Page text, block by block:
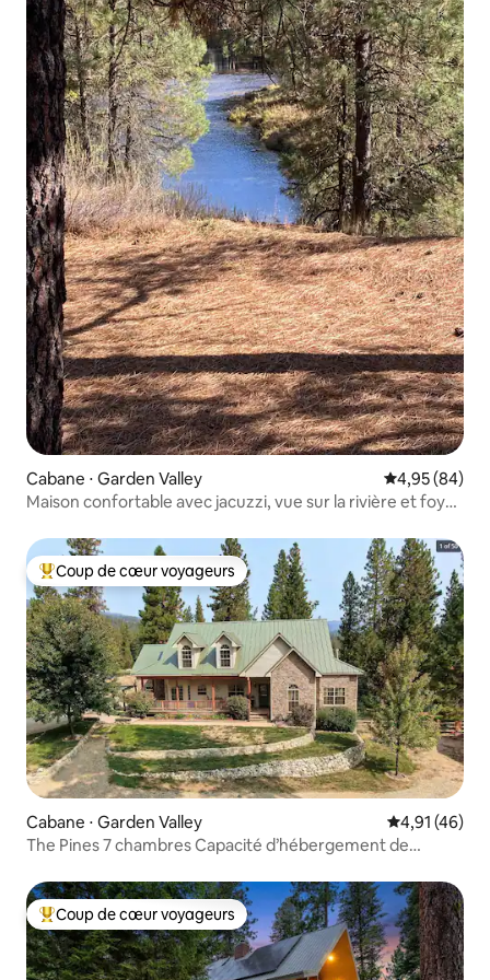
Cabane ⋅ Garden Valley Évaluation
4,95 (84)
Maison confortable avec jacuzzi, vue sur la rivière et foyer
Coups de cœur voyageurs les plus appréciés
Coup de cœur voyageurs
Cabane ⋅ Garden Valley Évaluation
4,91 (46)
The Pines 7 chambres Capacité d’hébergement de
Coups de cœur voyageurs les plus appréciés
Coup de cœur voyageurs